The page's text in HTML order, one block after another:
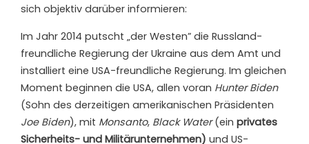
sich objektiv darüber informieren:
Im Jahr 2014 putscht „der Westen” die Russland-
freundliche Regierung der Ukraine aus dem Amt und
installiert eine USA-freundliche Regierung. Im gleichen
Moment beginnen die USA, allen voran Hunter Biden
(Sohn des derzeitigen amerikanischen Präsidenten
Joe Biden), mit Monsanto, Black Water(ein privates
Sicherheits- und Militärunternehmen) und US-